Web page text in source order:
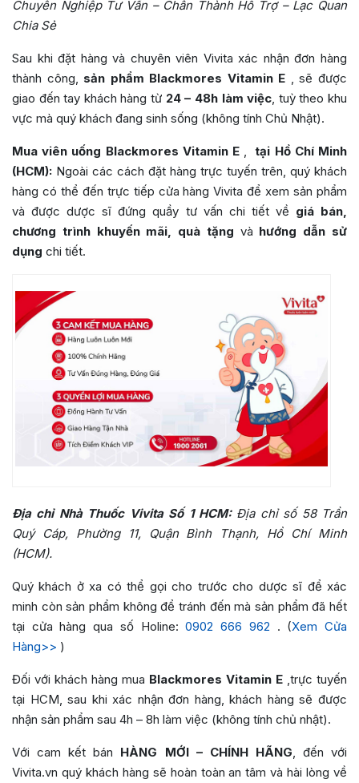
Chuyên Nghiệp Tư Vấn – Chân Thành Hỗ Trợ – Lạc Quan
Chia Sẻ
Sau khi đặt hàng và chuyên viên Vivita xác nhận đơn hàng
thành công, sản phẩm Blackmores Vitamin E , sẽ được
giao đến tay khách hàng từ 24 – 48h làm việc, tuỳ theo khu
vực mà quý khách đang sinh sống (không tính Chủ Nhật).
Mua viên uống Blackmores Vitamin E , tại Hồ Chí Minh
(HCM): Ngoài các cách đặt hàng trực tuyến trên, quý khách
hàng có thể đến trực tiếp cửa hàng Vivita để xem sản phẩm
và được dược sĩ đứng quầy tư vấn chi tiết về giá bán,
chương trình khuyến mãi, quà tặng và hướng dẫn sử
dụng chi tiết.
Địa chỉ Nhà Thuốc Vivita Số 1 HCM: Địa chỉ số 58 Trần
Quý Cáp, Phường 11, Quận Bình Thạnh, Hồ Chí Minh
(HCM).
Quý khách ở xa có thể gọi cho trước cho dược sĩ để xác
minh còn sản phẩm không để tránh đến mà sản phẩm đã hết
tại cửa hàng qua số Holine:0902 666 962 . (Xem Cửa
Hàng>> )
Đối với khách hàng mua Blackmores Vitamin E trực tuyến
tại HCM, sau khi xác nhận đơn hàng, khách hàng sẽ được
nhận sản phẩm sau 4h – 8h làm việc (không tính chủ nhật).
Với cam kết bán HÀNG MỚI – CHÍNH HÃNG , đến với
Vivita.vn quý khách hàng sẽ hoàn toàn an tâm và hài lòng về